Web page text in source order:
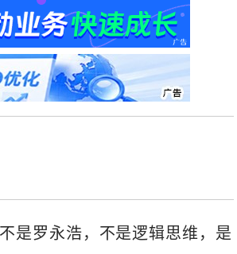
是罗永浩，不是逻辑思维，是